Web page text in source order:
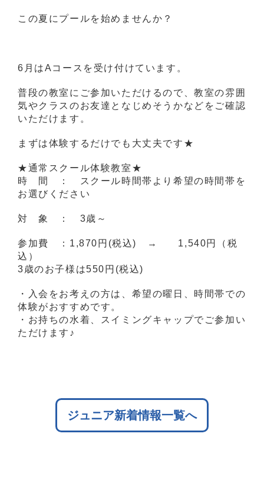
この夏にプールを始めませんか？
6月はAコースを受け付けています。
普段の教室にご参加いただけるので、教室の雰囲
気やクラスのお友達となじめそうかなどをご確認
いただけます。
まずは体験するだけでも大丈夫です★
★通常スクール体験教室★
時 間 ： スクール時間帯より希望の時間帯を
お選びください
対 象 ： 3歳～
参加費 ：1,870円(税込) → 1,540円（税
込）
3歳のお子様は550円(税込)
・入会をお考えの方は、希望の曜日、時間帯での
体験がおすすめです。
・お持ちの水着、スイミングキャップでご参加い
ただけます♪
ジュニア新着情報一覧へ